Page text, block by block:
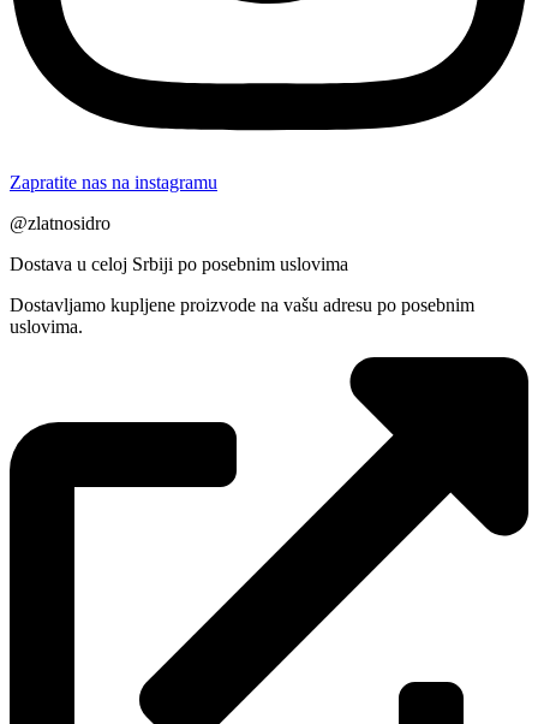
Zapratite nas na instagramu
@zlatnosidro
Dostava u celoj Srbiji po posebnim uslovima
Dostavljamo kupljene proizvode na vašu adresu po posebnim
uslovima.